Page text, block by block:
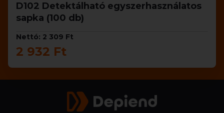
D102 Detektálható egyszerhasználatos
sapka (100 db)
Nettó: 2 309 Ft
2 932 Ft